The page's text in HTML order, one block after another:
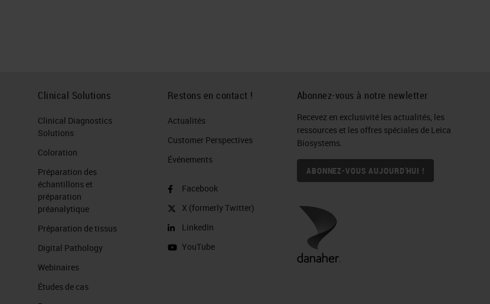
Clinical Solutions
Clinical Diagnostics
Solutions
Coloration
Préparation des
échantillons et
préparation
préanalytique
Préparation de tissus
Digital Pathology
Webinaires
Études de cas
Restons en contact !
Actualités
Customer Perspectives​
Événements
Facebook
X (formerly Twitter)
LinkedIn
YouTube
Abonnez-vous à notre newletter
Recevez en exclusivité les actualités, les
ressources et les offres spéciales de Leica
Biosystems.
ABONNEZ-VOUS AUJOURD'HUI !